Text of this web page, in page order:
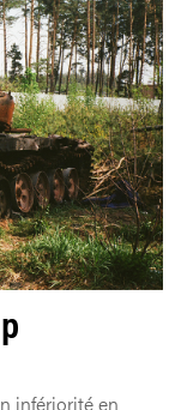
infériorité en